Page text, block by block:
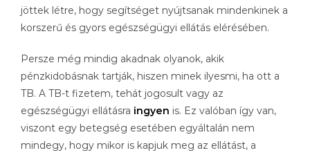
jöttek létre, hogy segítséget nyújtsanak mindenkinek a
korszerű és gyors egészségügyi ellátás elérésében.
Persze még mindig akadnak olyanok, akik
pénzkidobásnak tartják, hiszen minek ilyesmi, ha ott a
TB. A TB-t fizetem, tehát jogosult vagy az
egészségügyi ellátásra ingyen is. Ez valóban így van,
viszont egy betegség esetében egyáltalán nem
mindegy, hogy mikor is kapjuk meg az ellátást, a